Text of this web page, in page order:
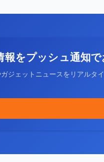
報をプッシュ通知で
ジェットニュースをリアルタ